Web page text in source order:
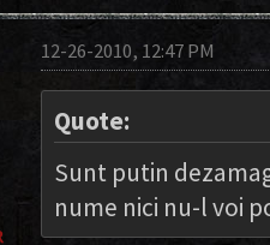
12-26-2010, 12:47 PM
Quote:
Sunt putin
nume nici nu-l voi